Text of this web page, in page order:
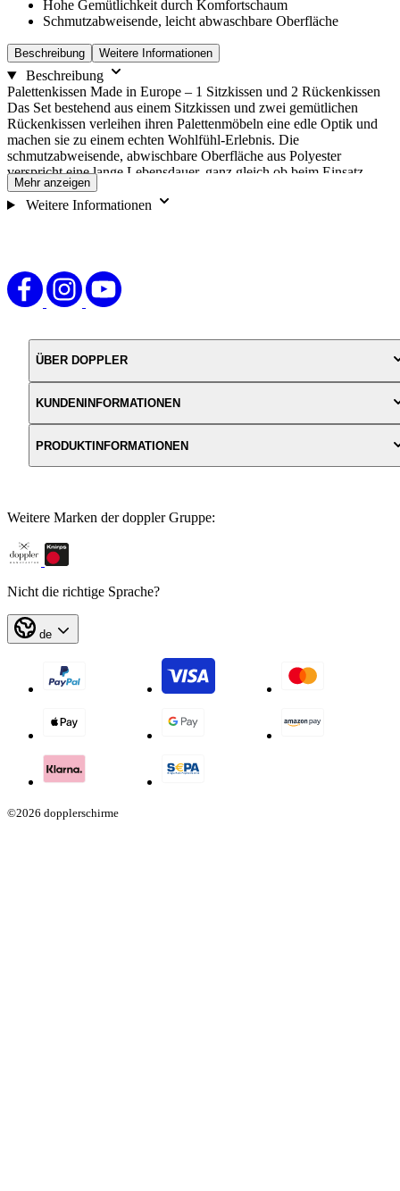
OptionenHohe Gemütlichkeit durch Komfortschaum
Schmutzabweisende, leicht abwaschbare Oberfläche
Beschreibung Weitere Informationen
Beschreibung
Palettenkissen Made in Europe – 1 Sitzkissen und 2 Rückenkissen
Das Set bestehend aus einem Sitzkissen und zwei gemütlichen
Rückenkissen verleihen ihren Palettenmöbeln eine edle Optik und
machen sie zu einem echten Wohlfühl-Erlebnis. Die
schmutzabweisende, abwischbare Oberfläche aus Polyester
verspricht eine lange Lebensdauer, ganz gleich ob beim Einsatz
drinnen oder draußen.
Mehr anzeigen
Weitere Informationen
ÜBER DOPPLER
KUNDENINFORMATIONEN
PRODUKTINFORMATIONEN
Weitere Marken der doppler Gruppe:
Nicht die richtige Sprache?
de
©2026 dopplerschirme